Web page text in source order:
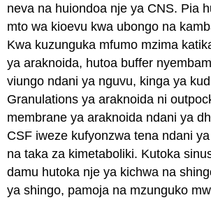
neva na huiondoa nje ya CNS. Pia
mto wa kioevu kwa ubongo na
Kwa kuzunguka mfumo mzima
ya araknoida, hutoa buffer
viungo ndani ya nguvu, kinga ya
Granulations ya araknoida ni
membrane ya araknoida ndani ya
CSF iweze kufyonzwa tena ndani
na taka za kimetaboliki. Kutoka
damu hutoka nje ya kichwa na
ya shingo, pamoja na mzunguko